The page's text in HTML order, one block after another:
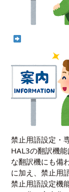
禁止用語設定・
HAL3の翻訳機
な翻訳機にも備
に加え、禁止用
禁止用語設定機